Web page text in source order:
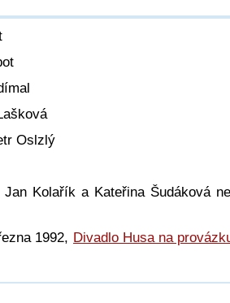
Oslzlý
Jan Kolařík a Kateřina Šudáková
1992, Divadlo Husa na